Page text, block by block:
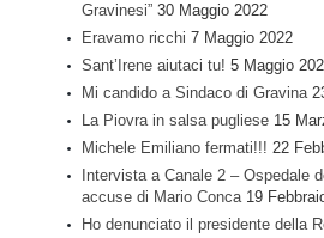
Gravinesi” 30 Maggio 2022
Eravamo ricchi 7 Maggio 2022
Sant’Irene aiutaci tu! 5 Maggio
Mi candido a Sindaco di Gravina
La Piovra in salsa pugliese 15
Michele Emiliano fermati!!! 22
Intervista a Canale 2 – Ospedale
accuse di Mario Conca 19
Ho denunciato il presidente della